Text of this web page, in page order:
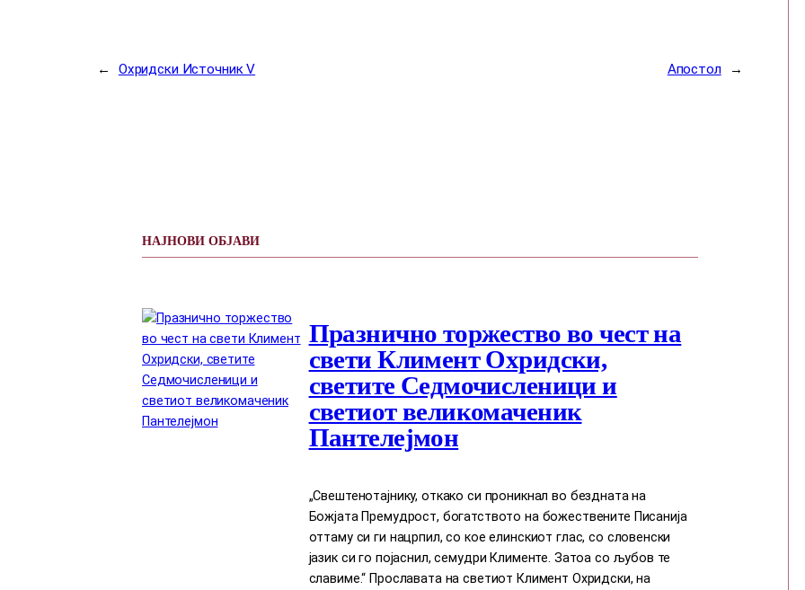
← Охридски Источник V Апостол →
НАЈНОВИ ОБЈАВИ
Празнично торжество во чест на
свети Климент Охридски,
светите Седмочисленици и
светиот великомаченик
Пантелејмон
„Свештенотајнику, откако си проникнал во бездната на
Божјата Премудрост, богатството на божествените Писанија
оттаму си ги нацрпил, со кое елинскиот глас, со словенски
јазик си го појаснил, семудри Клименте. Затоа со љубов те
славиме.“ Прославата на светиот Климент Охридски, на